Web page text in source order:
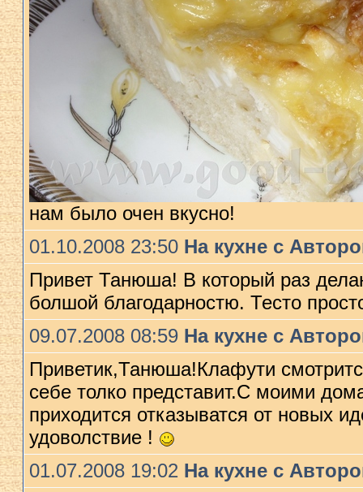
нам было очен вкусно!
01.10.2008 23:50 На кухне с
Привет Танюша! В который раз
болшой благодарностю. Тесто
09.07.2008 08:59 На кухне с
Приветик,Танюша!Клафути
себе толко представит.С моими
приxодится отказыватся от новыx
удоволствие !
01.07.2008 19:02 На кухне с